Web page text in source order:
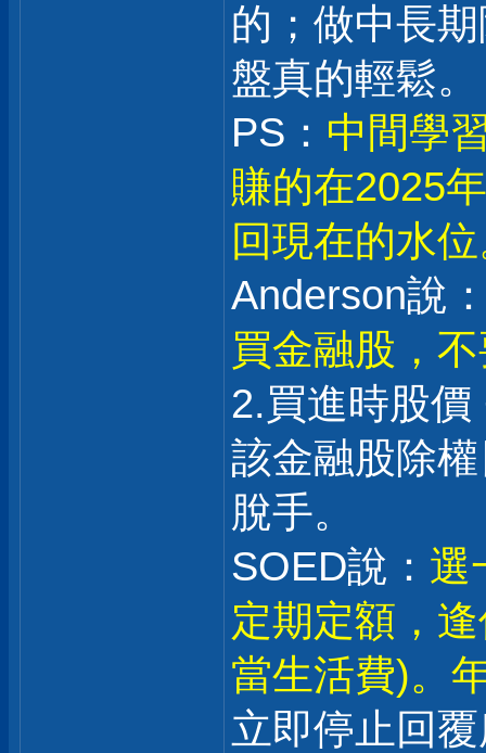
的；做中長
盤真的輕鬆。
PS： 中間學
賺的在2025
回現在的水
Anderson說
買金融股，
2.買進時股
該金融股除
脫手。
SOED說： 選
定期定額，
當生活費)。
立即停止回